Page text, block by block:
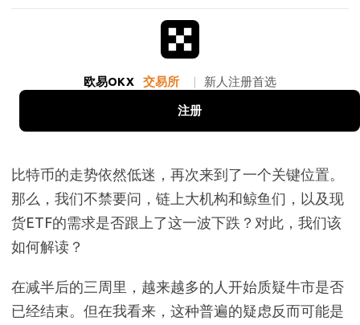
欧易OKX 交易所 | 新人注册首选
注册
比特币的走势依然低迷，再次来到了一个关键位置。
那么，我们不禁要问，链上大机构和鲸鱼们，以及现
货ETF的需求是否跟上了这一波下跌？对此，我们该
如何解读？
在减半后的三周里，越来越多的人开始质疑牛市是否
已经结束。但在我看来，这种普遍的疑虑反而可能是